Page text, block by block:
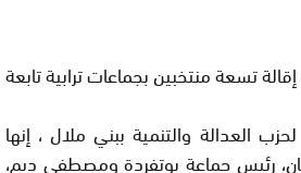
تسعة منتخبين بجماعات ترابية تابعة
العدالة والتنمية ببني ملال ، إنها
رئيس جماعة بوتفردة ومصطفى ديم،